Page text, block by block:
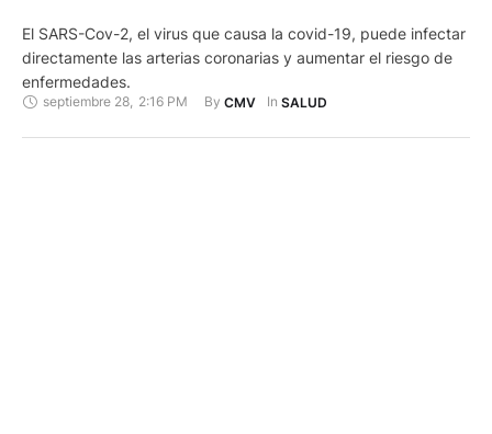
El SARS-Cov-2, el virus que causa la covid-19, puede infectar
directamente las arterias coronarias y aumentar el riesgo de
enfermedades.
septiembre 28, 2:16 PM By CMV In SALUD